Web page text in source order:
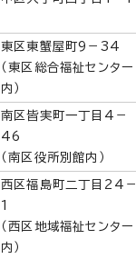
東区東蟹屋町9－34
（東区総合福祉センター
内）
南区皆実町一丁目4－
46
（南区役所別館内）
西区福島町二丁目24－
1
（西区地域福祉センター
内）